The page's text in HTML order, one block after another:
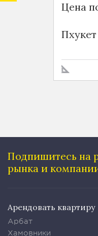
Цена
Пхукет
Подпишитесь на
рынка и
Арендовать квартиру
Арбат
Хамовники